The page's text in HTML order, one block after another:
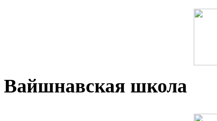
Вайшнавская школа